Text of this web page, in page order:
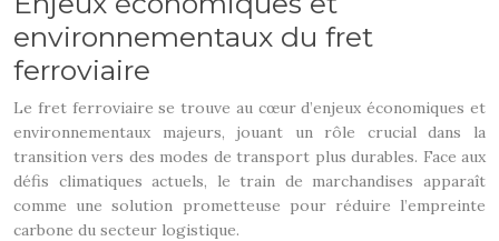
environnementaux du fret
ferroviaire
Le fret ferroviaire se trouve au cœur d’enjeux économiques et
environnementaux majeurs, jouant un rôle crucial dans la
transition vers des modes de transport plus durables. Face aux
défis climatiques actuels, le train de marchandises apparaît
comme une solution prometteuse pour réduire l’empreinte
carbone du secteur logistique.